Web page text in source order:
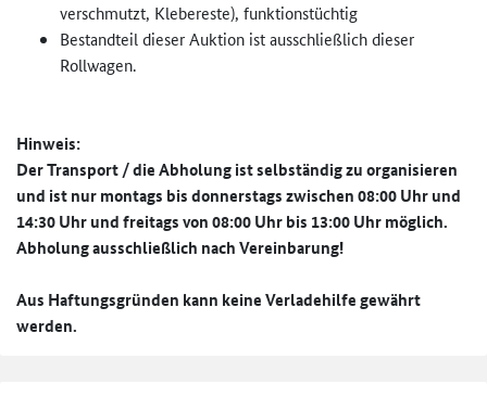
verschmutzt, Klebereste), funktionstüchtig
Bestandteil dieser Auktion ist ausschließlich dieser
Rollwagen.
Hinweis:
Der Transport / die Abholung ist selbständig zu organisieren
und ist nur montags bis donnerstags zwischen 08:00 Uhr und
14:30 Uhr und freitags von 08:00 Uhr bis 13:00 Uhr möglich.
Abholung ausschließlich nach Vereinbarung!
Aus Haftungsgründen kann keine Verladehilfe gewährt
werden.